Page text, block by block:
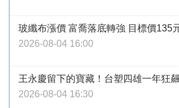
玻纖布漲價 富喬落底轉強 目標價135
2026-08-04 16:00
王永慶留下的寶藏！台塑四雄一年狂
2026-08-04 16:30